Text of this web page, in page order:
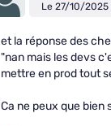
Le 27/10/2025
et la réponse des
"nan mais les devs
mettre en prod tout
Ca ne peux que bien